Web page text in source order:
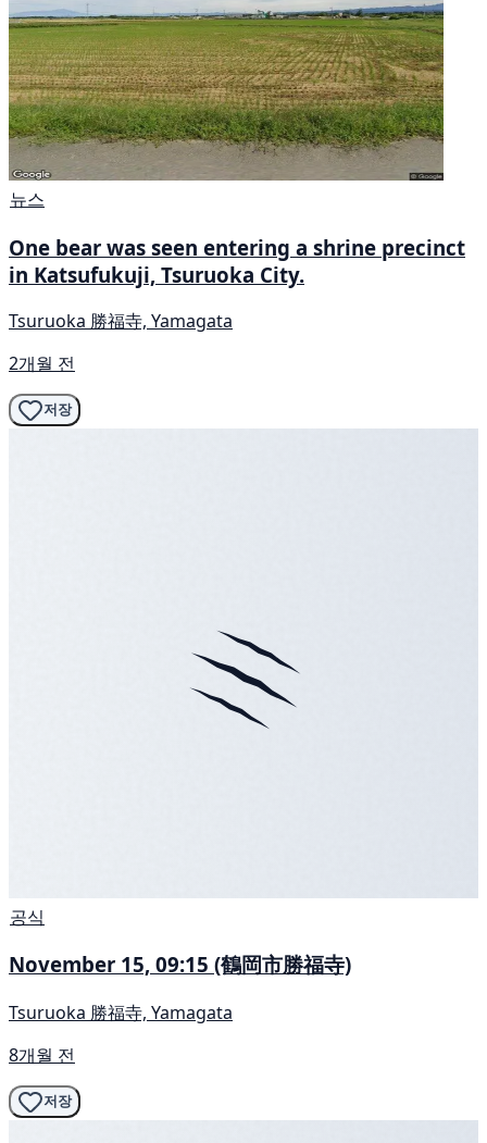
뉴스
One bear was seen entering a shrine precinct
in Katsufukuji, Tsuruoka City.
Tsuruoka 勝福寺, Yamagata
2개월 전
저장
공식
November 15, 09:15 (鶴岡市勝福寺)
Tsuruoka 勝福寺, Yamagata
8개월 전
저장